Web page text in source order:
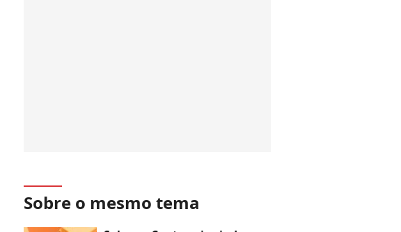
Sobre o mesmo tema